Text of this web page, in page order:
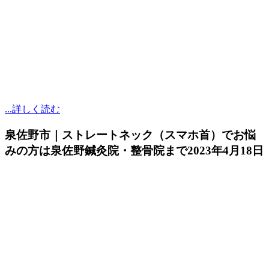
...詳しく読む
泉佐野市｜ストレートネック（スマホ首）でお悩
みの方は泉佐野鍼灸院・整骨院まで2023年4月18日